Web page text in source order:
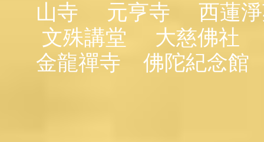
山寺
元亨寺
西蓮
文殊講堂
大慈佛社
金龍禪寺
佛陀紀念館